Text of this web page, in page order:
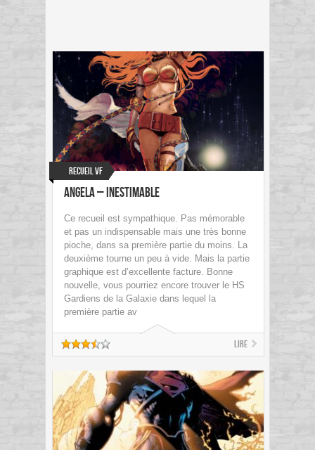
Recueil VF
Angela – Inestimable
Ce recueil est sympathique. Pas mémorable
et pas un indispensable mais une très bonne
pioche, dans sa première partie du moins. La
deuxième tourne un peu à vide. Mais la partie
graphique est d’excellente facture. Bonne
nouvelle, vous pourriez encore trouver le HS
Gardiens de la Galaxie dans lequel la
première partie av
Lire